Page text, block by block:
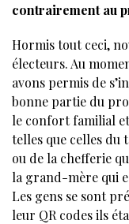
contrairement au
Hormis tout ceci,
électeurs. Au
avons permis de
bonne partie du
le confort familial
telles que celles
ou de la chefferie
la grand-mère qui
Les gens se sont
leur QR codes ils